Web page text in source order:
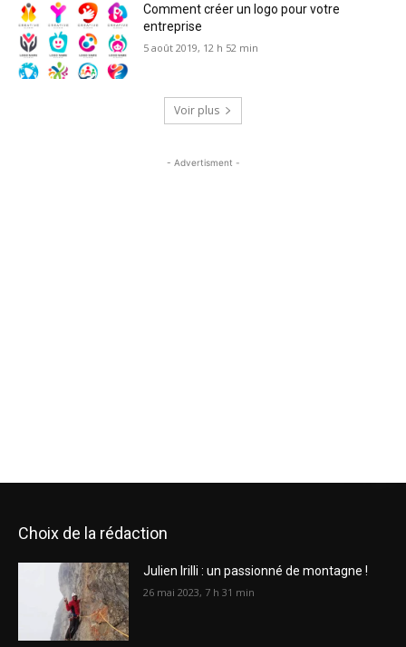
Comment créer un logo pour votre
entreprise
5 août 2019, 12 h 52 min
Voir plus
- Advertisment -
Choix de la rédaction
Julien Irilli : un passionné de montagne !
26 mai 2023, 7 h 31 min